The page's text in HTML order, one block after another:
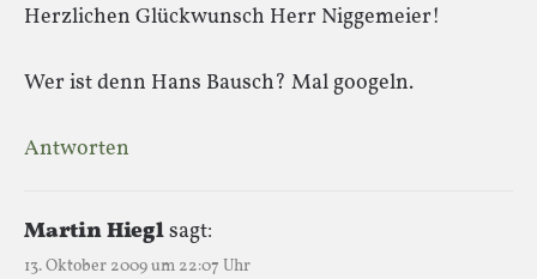
Herzlichen Glückwunsch Herr Niggemeier!
Wer ist denn Hans Bausch? Mal googeln.
Antworten
Martin Hieglsagt:
13. Oktober 2009 um 22:07 Uhr